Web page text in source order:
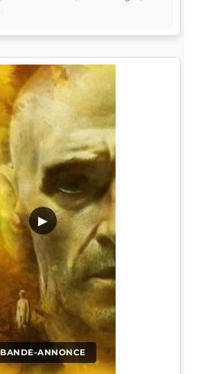
BANDE-ANNONCE
▶